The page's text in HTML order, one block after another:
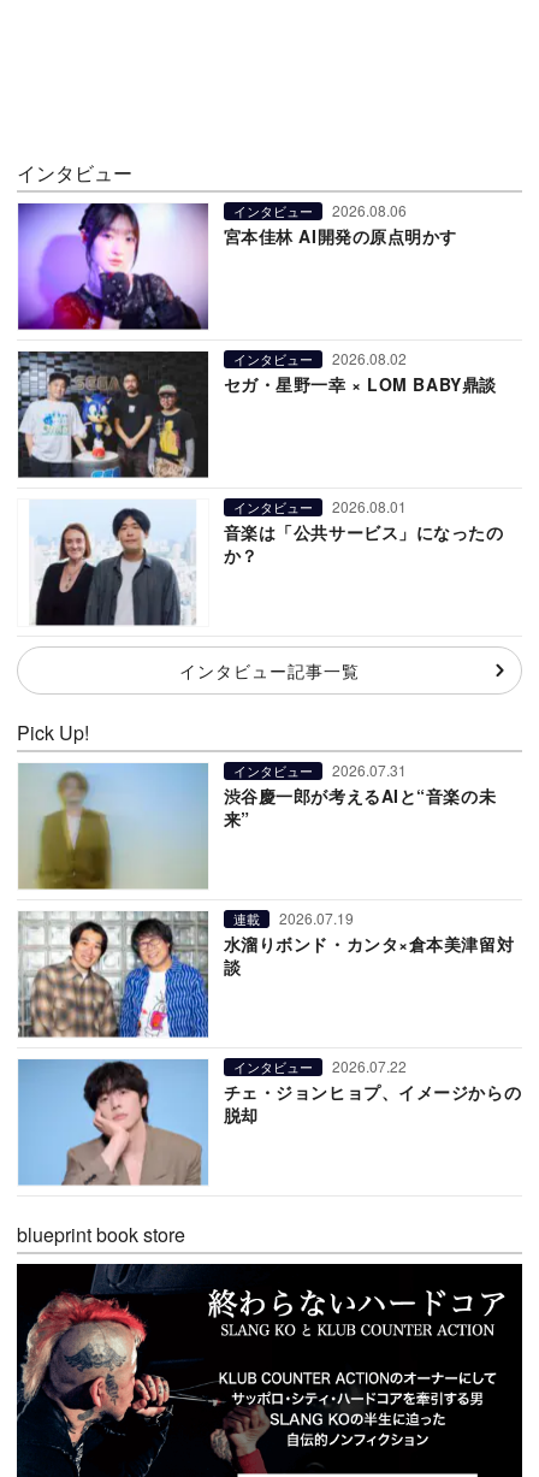
インタビュー
インタビュー 2026.08.06
宮本佳林 AI開発の原点明かす
インタビュー 2026.08.02
セガ・星野一幸 × LOM BABY鼎談
インタビュー 2026.08.01
音楽は「公共サービス」になったの
か？
インタビュー記事一覧
Pick Up!
インタビュー 2026.07.31
渋谷慶一郎が考えるAIと“音楽の未
来”
連載 2026.07.19
水溜りボンド・カンタ×倉本美津留対
談
インタビュー 2026.07.22
チェ・ジョンヒョプ、イメージからの
脱却
blueprint book store